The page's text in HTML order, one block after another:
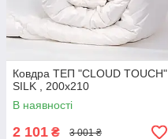
Ковдра ТЕП "CLOUD TOUCH"
SILK , 200x210
В наявності
2 101 ₴ 3 001 ₴